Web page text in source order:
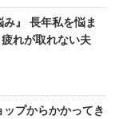
』 長年私を悩ま
れが取れない夫
プからかかってき